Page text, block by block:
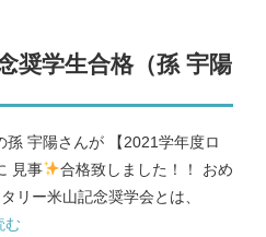
奨学生合格（孫 宇陽
孫 宇陽さんが 【2021学年度ロ
見事
合格致しました！！ おめ
リー米山記念奨学会とは、
む